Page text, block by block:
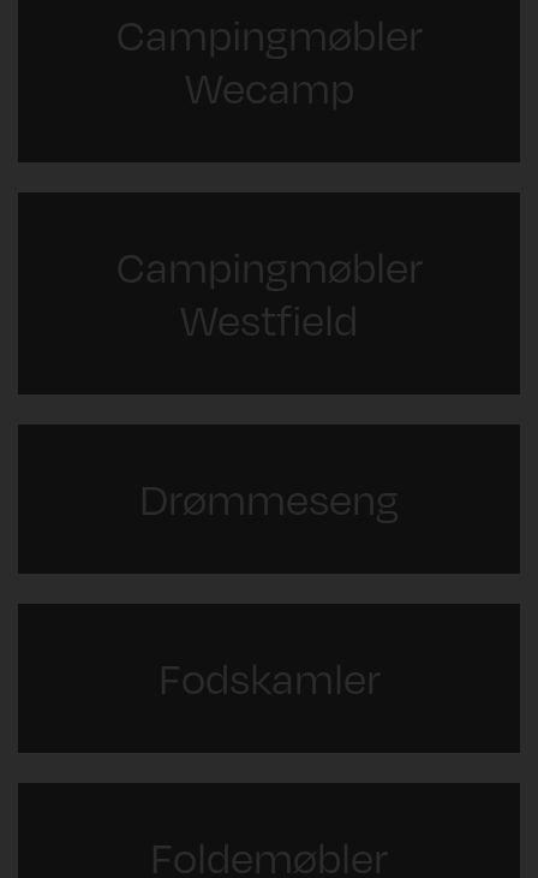
Campingmøbler
Wecamp
Campingmøbler
Westfield
Drømmeseng
Fodskamler
Foldemøbler